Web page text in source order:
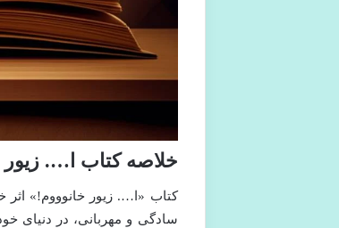
خلاصه کتاب ا…. زیور
کتاب «ا…. زیور خانوووم!» اثر
سادگی و مهربانی، در دنیای